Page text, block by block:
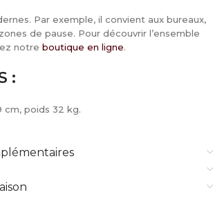
Par exemple, il convient aux bureaux,
de pause. Pour découvrir l’ensemble
notre boutique en ligne.
:
cm, poids 32 kg.